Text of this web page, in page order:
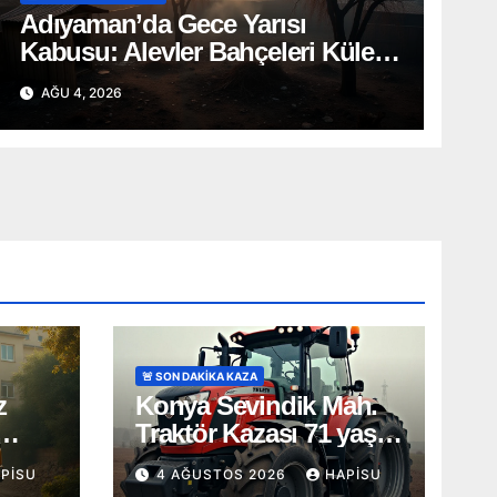
Adıyaman’da Gece Yarısı
Kabusu: Alevler Bahçeleri Küle
Çevirdi, Onlarca Can Telef Oldu!
AĞU 4, 2026
🚨 SON DAKİKA KAZA
Konya Sevindik Mah.
Traktör Kazası 71 yaş
Şerife Gök Öldü!
4 AĞUSTOS 2026 HAPISU